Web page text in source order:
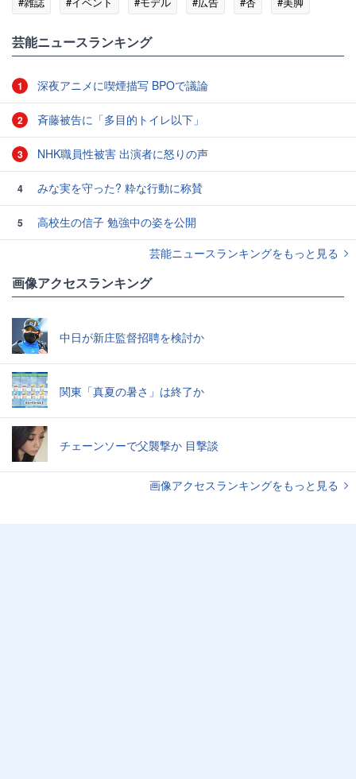
芸能ニュースランキング
1 深夜アニメに喫煙描写 BPOで議論
2 斉藤被告に「多目的トイレ以下」
3 NHK職員性被害 出演者に怒りの声
4 みな実を守った? 粋な行動に称賛
5
高校生の信子 勉強中の姿を公開
芸能ニュースランキングをもっと見る
画像アクセスランキング
中日が新庄監督招聘を検討か
関東「真夏の暑さ」は終了か
チェーンソーで父襲撃か 目撃談
画像アクセスランキングをもっと見る